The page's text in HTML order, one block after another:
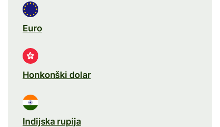
Euro
Honkonški dolar
Indijska rupija